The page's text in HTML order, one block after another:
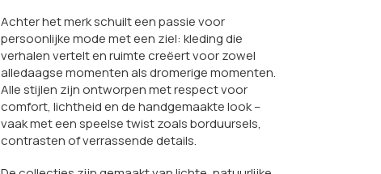
Achter het merk schuilt een passie voor
persoonlijke mode met een ziel: kleding die
verhalen vertelt en ruimte creëert voor zowel
alledaagse momenten als dromerige momenten.
Alle stijlen zijn ontworpen met respect voor
comfort, lichtheid en de handgemaakte look –
vaak met een speelse twist zoals borduursels,
contrasten of verrassende details.